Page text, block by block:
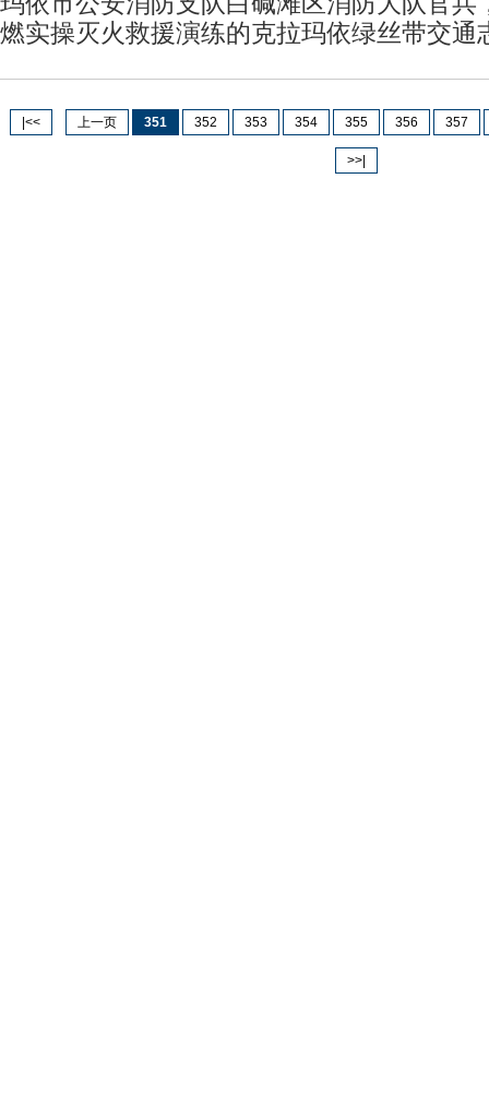
燃实操灭火救援演练的克拉玛依绿丝带交通
|<< 上一页 351 352 353 354 355 356 357
>>|